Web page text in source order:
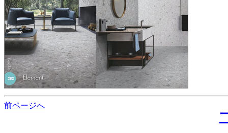
前ページへ